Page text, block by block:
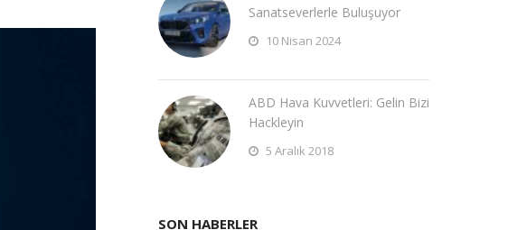
Sanatseverlerle Buluşuyor
10 Nisan 2024
ABD Hava Kuvvetleri: Gelin Bizi
Hackleyin
5 Aralık 2018
SON HABERLER